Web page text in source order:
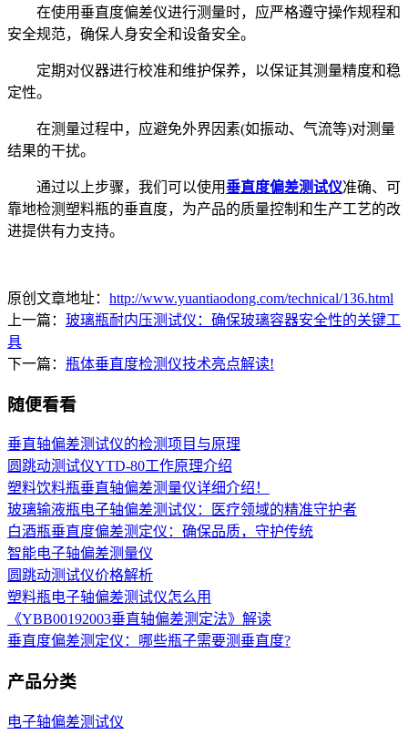
在使用垂直度偏差仪进行测量时，应严格遵守操作规程和
安全规范，确保人身安全和设备安全。
定期对仪器进行校准和维护保养，以保证其测量精度和稳
定性。
在测量过程中，应避免外界因素(如振动、气流等)对测量
结果的干扰。
通过以上步骤，我们可以使用垂直度偏差测试仪准确、可
靠地检测塑料瓶的垂直度，为产品的质量控制和生产工艺的改
进提供有力支持。
原创文章地址： http://www.yuantiaodong.com/technical/136.html
上一篇： 玻璃瓶耐内压测试仪：确保玻璃容器安全性的关键工
具
下一篇： 瓶体垂直度检测仪技术亮点解读!
随便看看
垂直轴偏差测试仪的检测项目与原理
圆跳动测试仪YTD-80工作原理介绍
塑料饮料瓶垂直轴偏差测量仪详细介绍！
玻璃输液瓶电子轴偏差测试仪：医疗领域的精准守护者
白酒瓶垂直度偏差测定仪：确保品质，守护传统
智能电子轴偏差测量仪
圆跳动测试仪价格解析
塑料瓶电子轴偏差测试仪怎么用
《YBB00192003垂直轴偏差测定法》解读
垂直度偏差测定仪：哪些瓶子需要测垂直度?
产品分类
电子轴偏差测试仪